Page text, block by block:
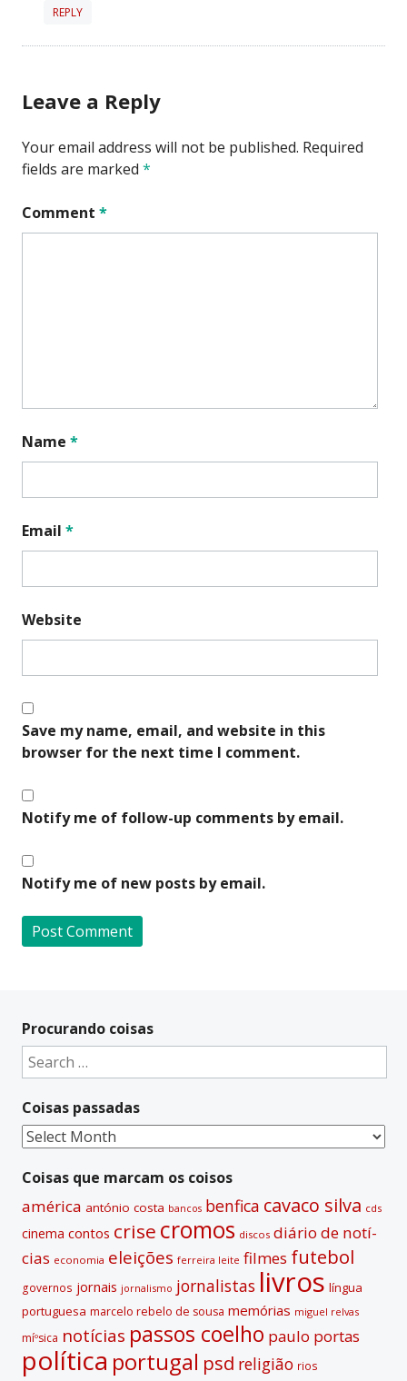
REPLY
Leave a Reply
Your email address will not be published. Required
fields are marked *
Comment *
Name *
Email *
Website
Save my name, email, and website in this
browser for the next time I comment.
Notify me of follow-up comments by email.
Notify me of new posts by email.
t
e
a
t
i
v
Procurando coisas
Search
for:
Coisas passadas
Coisas
Coisas que marcam os coisos
américa antónio costa bancos benfica cavaco silva cds
cinema contos crise cromos discos diário de notí­
cias economia eleições ferreira leite filmes futebol
governos jornais jornalismo jornalistas livros lí­ngua
portuguesa marcelo rebelo de sousa memórias miguel relvas
míºsica notí­cias passos coelho paulo portas
polí­tica portugal psd religião rios